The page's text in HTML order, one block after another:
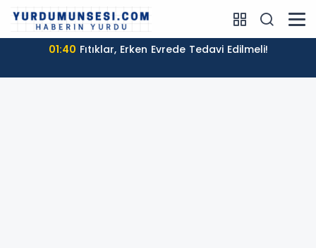
01:40 Fıtıklar, Erken Evrede Tedavi Edilmeli!